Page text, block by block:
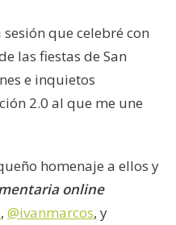
que celebré con
las fiestas de San
e inquietos
2.0 al que me une
homenaje a ellos y
online
, @ivanmarcos, y